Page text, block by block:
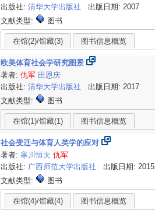
出版社:清华大学出版社
出版日期: 2007
文献类型:
图书
在馆(2)/馆藏(3) 图书信息概览
欧美体育社会学研究图景
著者:仇军 田恩庆
出版社:清华大学出版社
出版日期: 2017
文献类型:
图书
在馆(1)/馆藏(1) 图书信息概览
社会变迁与体育人类学的应对
著者: 寒川恒夫仇军
出版社: 广西师范大学出版社
出版日期: 2015
文献类型:
图书
在馆(4)/馆藏(4) 图书信息概览